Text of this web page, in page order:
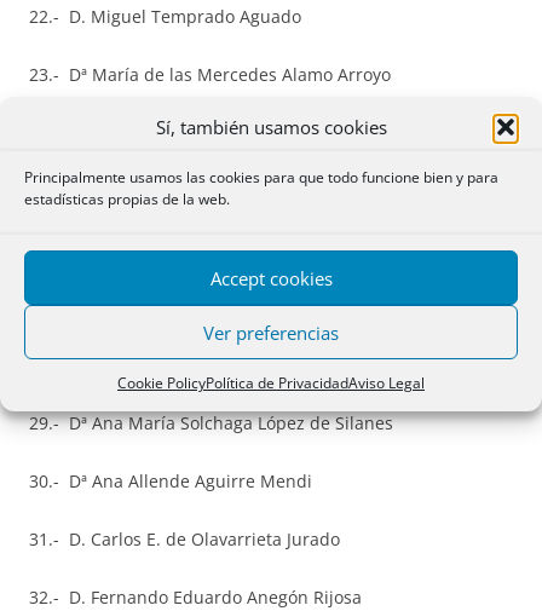
Sí, también usamos cookies
Principalmente usamos las cookies para que todo funcione bien y para
estadísticas propias de la web.
Accept cookies
Ver preferencias
Cookie PolicyPolítica de PrivacidadAviso Legal
22.- D. Miguel Temprado Aguado
23.- Dª María de las Mercedes Alamo Arroyo
24.- D. Francisco de Asís Palacios Criado
25.- D. José Ignacio Martín Alías
26.- Dª María Carolina Martinez Fernández
27.- D. José Carlos González Morán
28.- Dª María Elena Calvo Fernández
29.- Dª Ana María Solchaga López de Silanes
30.- Dª Ana Allende Aguirre Mendi
31.- D. Carlos E. de Olavarrieta Jurado
32.- D. Fernando Eduardo Anegón Rijosa